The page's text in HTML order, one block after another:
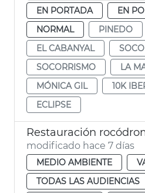
EN PORTADA
EN
NORMAL
PINEDO
EL CABANYAL
SOCORRISMO
LA
MÓNICA GIL
10K
ECLIPSE
modificado hace 7 días
MEDIO AMBIENTE
TODAS LAS AUDIENCIAS